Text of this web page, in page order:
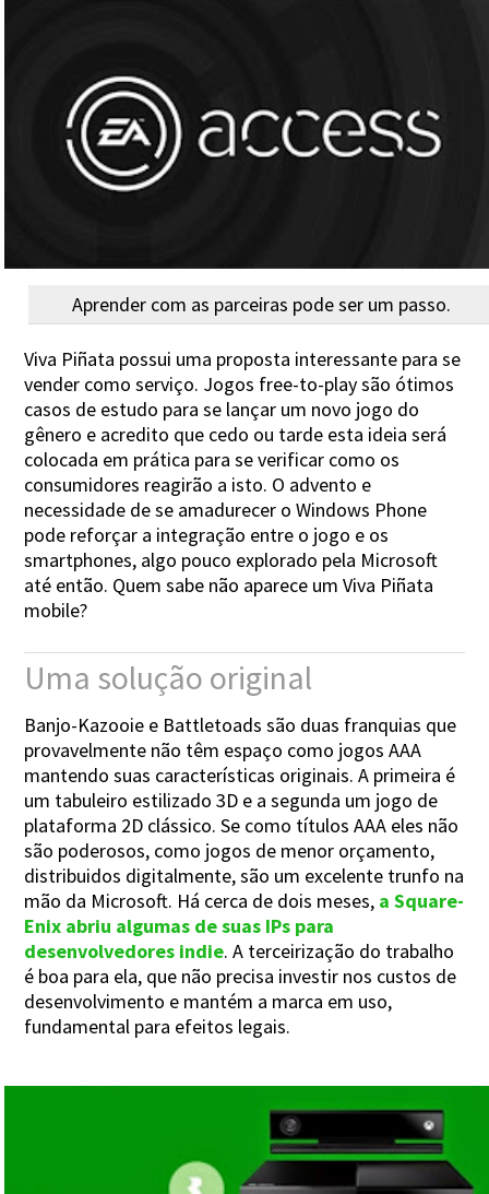
Aprender com as parceiras pode ser um passo.
Viva Piñata possui uma proposta interessante para se
vender como serviço. Jogos free-to-play são ótimos
casos de estudo para se lançar um novo jogo do
gênero e acredito que cedo ou tarde esta ideia será
colocada em prática para se verificar como os
consumidores reagirão a isto. O advento e
necessidade de se amadurecer o Windows Phone
pode reforçar a integração entre o jogo e os
smartphones, algo pouco explorado pela Microsoft
até então. Quem sabe não aparece um Viva Piñata
mobile?
Uma solução original
Banjo-Kazooie e Battletoads são duas franquias que
provavelmente não têm espaço como jogos AAA
mantendo suas características originais. A primeira é
um tabuleiro estilizado 3D e a segunda um jogo de
plataforma 2D clássico. Se como títulos AAA eles não
são poderosos, como jogos de menor orçamento,
distribuidos digitalmente, são um excelente trunfo na
mão da Microsoft. Há cerca de dois meses, a Square-
Enix abriu algumas de suas IPs para
desenvolvedores indie. A terceirização do trabalho
é boa para ela, que não precisa investir nos custos de
desenvolvimento e mantém a marca em uso,
fundamental para efeitos legais.